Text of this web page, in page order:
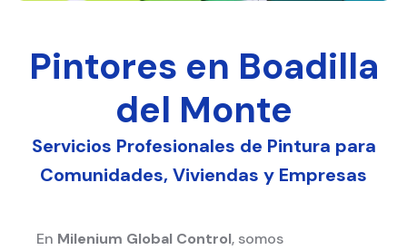
Pintores en Boadilla
del Monte
Servicios Profesionales de Pintura para
Comunidades, Viviendas y Empresas
En Milenium Global Control, somos